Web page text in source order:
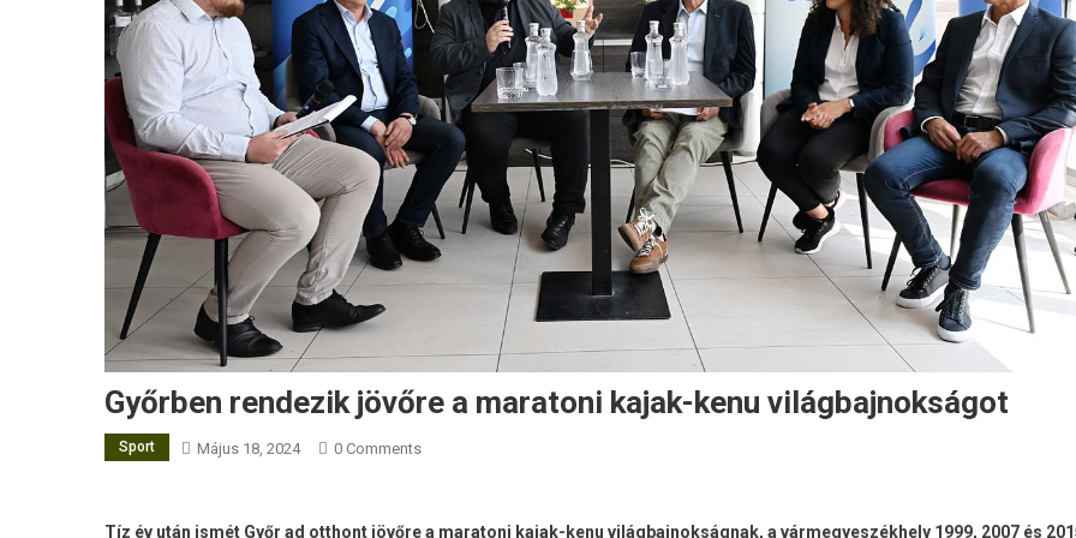
Győrben rendezik jövőre a maratoni kajak-kenu világbajnokságot
Sport Május 18, 2024 0 Comments
Tíz év után ismét Győr ad otthont jövőre a maratoni kajak-kenu világbajnokságnak, a vármegyeszékhely 1999, 2007 és